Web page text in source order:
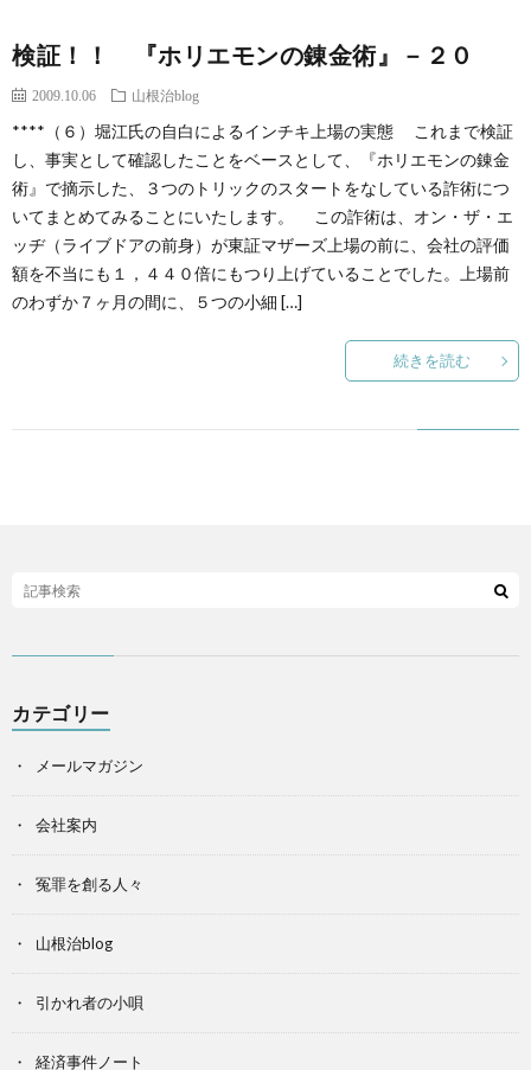
検証！！ 『ホリエモンの錬金術』－２０
2009.10.06 山根治blog
****（６）堀江氏の自白によるインチキ上場の実態 これまで検証
し、事実として確認したことをベースとして、『ホリエモンの錬金
術』で摘示した、３つのトリックのスタートをなしている詐術につ
いてまとめてみることにいたします。 この詐術は、オン・ザ・エ
ッヂ（ライブドアの前身）が東証マザーズ上場の前に、会社の評価
額を不当にも１，４４０倍にもつり上げていることでした。上場前
のわずか７ヶ月の間に、５つの小細 […]
続きを読む
カテゴリー
メールマガジン
会社案内
冤罪を創る人々
山根治blog
引かれ者の小唄
経済事件ノート